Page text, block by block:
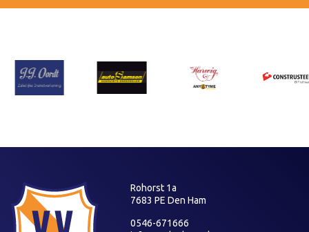
Rohorst 1a
7683 PE Den Ham
0546-671666